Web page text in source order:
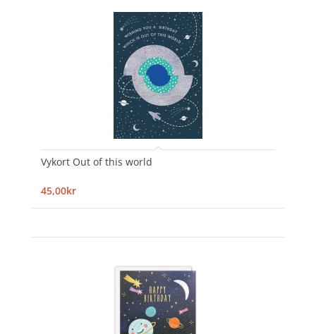
Vykort Out of this world
45,00kr